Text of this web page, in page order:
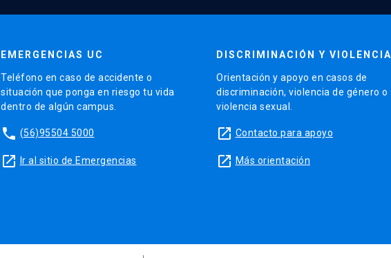
EMERGENCIAS UC
Teléfono en caso de accidente o
situación que ponga en riesgo tu vida
dentro de algún campus.
phone (56)95504 5000
launch Ir al sitio de Emergencias
DISCRIMINACIÓN Y VIOLENCIA
Orientación y apoyo en casos de
discriminación, violencia de género o
violencia sexual.
launch Contacto para apoyo
launch Más orientación